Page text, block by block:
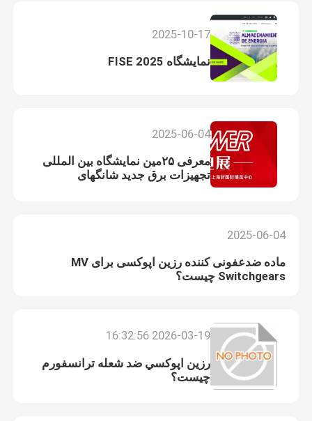
2025-10-17
نمایشگاه FISE 2025
2025-06-04
معرفی ۲۵مین نمایشگاه بین المللی
تجهیزات برق جدید شانگهای
2025-06-04
ماده ضدعفونی کننده رزین اپوکسی برای MV
Switchgears چیست؟
2026-03-19 16:32:56
رزين اپوکسي ضد شعله ترانسفورم
چيست؟